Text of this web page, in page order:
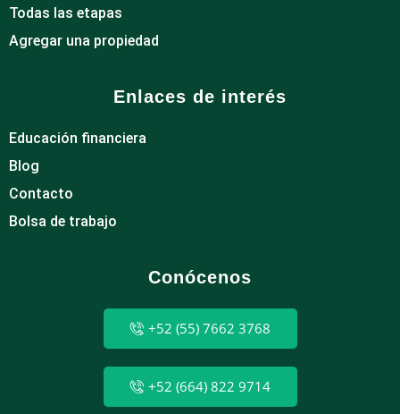
Todas las etapas
Agregar una propiedad
Enlaces de interés
Educación financiera
Blog
Contacto
Bolsa de trabajo
Conócenos
+52 (55) 7662 3768
+52 (664) 822 9714